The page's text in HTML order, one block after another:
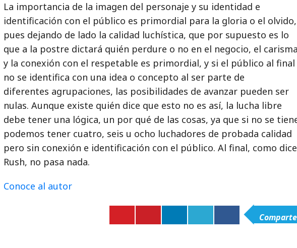
La importancia de la imagen del personaje y su identidad e
identificación con el público es primordial para la gloria o el olvido,
pues dejando de lado la calidad luchística, que por supuesto es lo
que a la postre dictará quién perdure o no en el negocio, el carisma
y la conexión con el respetable es primordial, y si el público al final
no se identifica con una idea o concepto al ser parte de
diferentes agrupaciones, las posibilidades de avanzar pueden ser
nulas. Aunque existe quién dice que esto no es así, la lucha libre
debe tener una lógica, un por qué de las cosas, ya que si no se
podemos tener cuatro, seis u ocho luchadores de probada calidad
pero sin conexión e identificación con el público. Al final, como dice
Rush, no pasa nada.
Conoce al autor
Comparte